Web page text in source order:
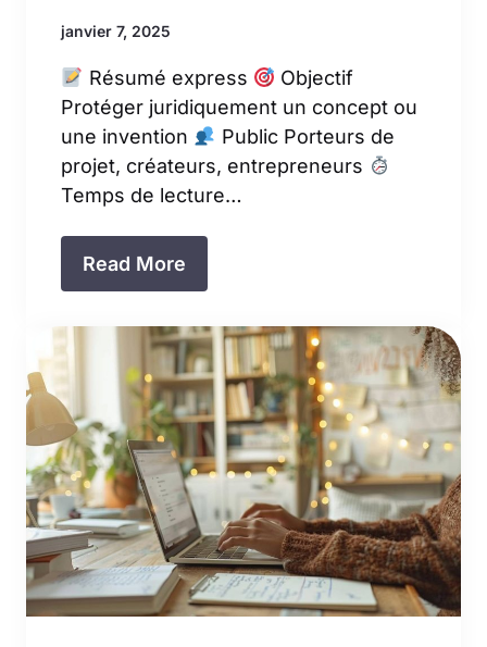
janvier 7, 2025
Résumé express
Objectif
Protéger juridiquement un concept ou
une invention
Public Porteurs de
projet, créateurs, entrepreneurs
Temps de lecture…
Read More